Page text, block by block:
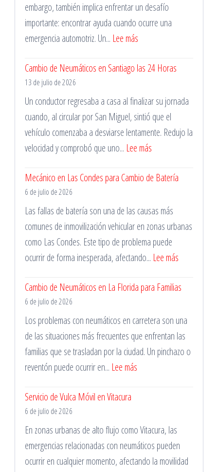
embargo, también implica enfrentar un desafío
importante: encontrar ayuda cuando ocurre una
emergencia automotriz. Un... Lee más
de
Durante
la
Madrugada
Cambio de Neumáticos en Santiago las 24 Horas
13 de julio de 2026
Un conductor regresaba a casa al finalizar su jornada
cuando, al circular por San Miguel, sintió que el
vehículo comenzaba a desviarse lentamente. Redujo la
velocidad y comprobó que uno... Lee más
de
en
Santiago
las
24
Mecánico en Las Condes para Cambio de Batería
6 de julio de 2026
Las fallas de batería son una de las causas más
comunes de inmovilización vehicular en zonas urbanas
como Las Condes. Este tipo de problema puede
ocurrir de forma inesperada, afectando... Lee más
en
Condes
para
Cambio
Cambio de Neumáticos en La Florida para Familias
6 de julio de 2026
Los problemas con neumáticos en carretera son una
de las situaciones más frecuentes que enfrentan las
familias que se trasladan por la ciudad. Un pinchazo o
reventón puede ocurrir en... Lee más
en
La
Florida
Servicio de Vulca Móvil en Vitacura
6 de julio de 2026
En zonas urbanas de alto flujo como Vitacura, las
emergencias relacionadas con neumáticos pueden
ocurrir en cualquier momento, afectando la movilidad